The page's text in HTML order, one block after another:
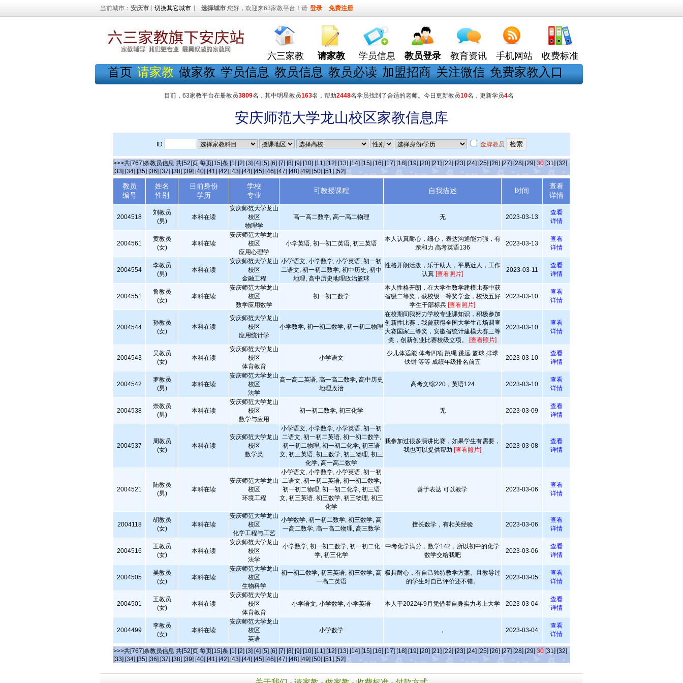
当前城市： 安庆市 [ 切换其它城市 ] 选择城市 您好，欢迎来63家教平台！请 登录 免费注册
六三家教 请家教 学员信息 教员登录 教育资讯 手机网站 收费标准
首页 请家教 做家教 学员信息 教员信息 教员必读 加盟招商 关注微信 免费家教入口
目前，63家教平台在册教员3809名，其中明星教员163名，帮助2448名学员找到了合适的老师。今日更新教员10名，更新学员4名
安庆师范大学龙山校区家教信息库
ID 金牌教员
>>>共[767]条教员信息 共[52]页 每页[15]条 [1] [2] [3] [4] [5] [6] [7] [8] [9] [10] [11] [12] [13] [14] [15] [16] [17] [18] [19] [20] [21] [22] [23] [24] [25] [26] [27] [28] [29] 30 [31] [32]
[33] [34] [35] [36] [37] [38] [39] [40] [41] [42] [43] [44] [45] [46] [47] [48] [49] [50] [51] [52]
教员
编号
姓名
性别
目前身份
学历
学校
专业
可教授课程 自我描述 时间
查看
详情
2004518
刘教员
(男)
本科在读
安庆师范大学龙山
校区
物理学
高一高二数学, 高一高二物理 无 2023-03-13
查看
详情
2004561
黄教员
(女)
本科在读
安庆师范大学龙山
校区
应用心理学
小学英语, 初一初二英语, 初三英语
本人认真耐心，细心，表达沟通能力强，有
亲和力 高考英语136
2023-03-13
查看
详情
2004554
李教员
(男)
本科在读
安庆师范大学龙山
校区
金融工程
小学语文, 小学数学, 小学英语, 初一初
二语文, 初一初二数学, 初中历史, 初中
地理, 高中历史地理政治篮球
性格开朗活泼，乐于助人，平易近人，工作
认真 [查看照片]
2023-03-11
查看
详情
2004551
鲁教员
(女)
本科在读
安庆师范大学龙山
校区
数学应用数学
初一初二数学
本人性格开朗，在大学生数学建模比赛中获
省级二等奖，获校级一等奖学金，校级五好
学生干部标兵 [查看照片]
2023-03-10
查看
详情
2004544
孙教员
(女)
本科在读
安庆师范大学龙山
校区
应用统计学
小学数学, 初一初二数学, 初一初二物理
在校期间我努力学校专业课知识，积极参加
创新性比赛，我曾获得全国大学生市场调查
大赛国家三等奖，安徽省统计建模大赛三等
奖，创新创业比赛校级立项。 [查看照片]
2023-03-10
查看
详情
2004543
吴教员
(女)
本科在读
安庆师范大学龙山
校区
体育教育
小学语文
少儿体适能 体考四项 跳绳 跳远 篮球 排球
铁饼 等等 成绩年级排名前五
2023-03-10
查看
详情
2004542
罗教员
(男)
本科在读
安庆师范大学龙山
校区
法学
高一高二英语, 高一高二数学, 高中历史
地理政治
高考文综220，英语124 2023-03-10
查看
详情
2004538
崇教员
(男)
本科在读
安庆师范大学龙山
校区
数学与应用
初一初二数学, 初三化学 无 2023-03-09
查看
详情
2004537
周教员
(女)
本科在读
安庆师范大学龙山
校区
数学类
小学语文, 小学数学, 小学英语, 初一初
二语文, 初一初二英语, 初一初二数学,
初一初二物理, 初一初二化学, 初三语
文, 初三英语, 初三数学, 初三物理, 初三
化学, 高一高二数学
我参加过很多演讲比赛，如果学生有需要，
我也可以提供帮助 [查看照片]
2023-03-08
查看
详情
2004521
陆教员
(男)
本科在读
安庆师范大学龙山
校区
环境工程
小学语文, 小学数学, 小学英语, 初一初
二语文, 初一初二英语, 初一初二数学,
初一初二物理, 初一初二化学, 初三语
文, 初三英语, 初三数学, 初三物理, 初三
化学
善于表达 可以教学 2023-03-06
查看
详情
2004118
胡教员
(女)
本科在读
安庆师范大学龙山
校区
化学工程与工艺
小学数学, 初一初二数学, 初三数学, 高
一高二数学, 高一高二物理, 高三数学
擅长数学，有相关经验 2023-03-06
查看
详情
2004516
王教员
(女)
本科在读
安庆师范大学龙山
校区
法学
小学数学, 初一初二数学, 初一初二化
学, 初三化学
中考化学满分，数学142，所以初中的化学
数学交给我吧
2023-03-06
查看
详情
2004505
吴教员
(女)
本科在读
安庆师范大学龙山
校区
生物科学
初一初二数学, 初三英语, 初三数学, 高
一高二英语
极具耐心，有自己独特教学方案。且教导过
的学生对自己评价还不错。
2023-03-05
查看
详情
2004501
王教员
(女)
本科在读
安庆师范大学龙山
校区
体育教育
小学语文, 小学数学, 小学英语 本人于2022年9月凭借着自身实力考上大学 2023-03-04
查看
详情
2004499
李教员
(女)
本科在读
安庆师范大学龙山
校区
英语
小学数学 ， 2023-03-04
查看
详情
>>>共[767]条教员信息 共[52]页 每页[15]条 [1] [2] [3] [4] [5] [6] [7] [8] [9] [10] [11] [12] [13] [14] [15] [16] [17] [18] [19] [20] [21] [22] [23] [24] [25] [26] [27] [28] [29] 30 [31] [32]
[33] [34] [35] [36] [37] [38] [39] [40] [41] [42] [43] [44] [45] [46] [47] [48] [49] [50] [51] [52]